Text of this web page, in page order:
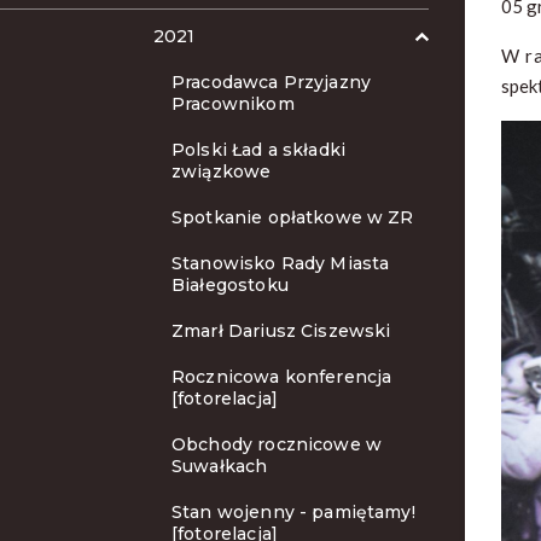
2021
Pracodawca Przyjazny
Pracownikom
Polski Ład a składki
związkowe
Spotkanie opłatkowe w ZR
Stanowisko Rady Miasta
Białegostoku
Zmarł Dariusz Ciszewski
Rocznicowa konferencja
[fotorelacja]
Obchody rocznicowe w
Suwałkach
Stan wojenny - pamiętamy!
[fotorelacja]
05
W